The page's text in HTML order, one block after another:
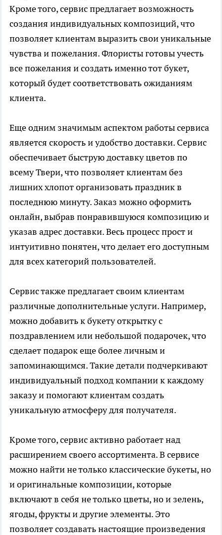
Кроме того, сервис предлагает возможность
создания индивидуальных композиций, что
позволяет клиентам выразить свои уникальные
чувства и пожелания. Флористы готовы учесть
все пожелания и создать именно тот букет,
который будет соответствовать ожиданиям
клиента.
Еще одним значимым аспектом работы сервиса
является скорость и удобство доставки. Сервис
обеспечивает быструю доставку цветов по
всему Твери, что позволяет клиентам без
лишних хлопот организовать праздник в
последнюю минуту. Заказ можно оформить
онлайн, выбрав понравившуюся композицию и
указав адрес доставки. Весь процесс прост и
интуитивно понятен, что делает его доступным
для всех категорий пользователей.
Сервис также предлагает своим клиентам
различные дополнительные услуги. Например,
можно добавить к букету открытку с
поздравлением или небольшой подарочек, что
сделает подарок еще более личным и
запоминающимся. Такие детали подчеркивают
индивидуальный подход компании к каждому
заказу и помогают клиентам создать
уникальную атмосферу для получателя.
Кроме того, сервис активно работает над
расширением своего ассортимента. В сервисе
можно найти не только классические букеты, но
и оригинальные композиции, которые
включают в себя не только цветы, но и зелень,
ягоды, фрукты и другие элементы. Это
позволяет создавать настоящие произведения